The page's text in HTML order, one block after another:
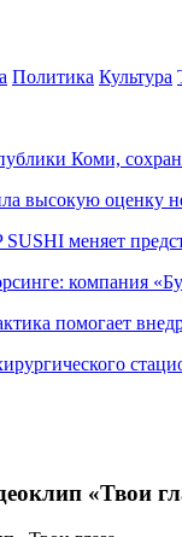
Политика Культура
Коми,
высокую оценку
меняет
компания
помогает
«Твои